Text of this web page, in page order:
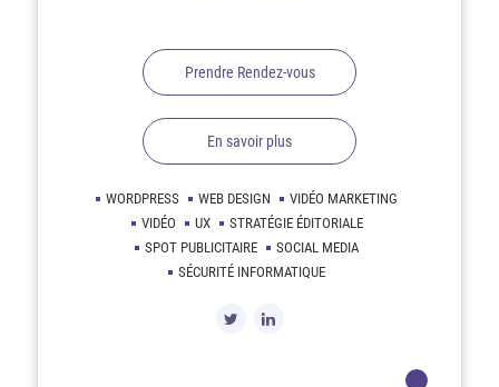
Prendre Rendez-vous
En savoir plus
WORDPRESS WEB DESIGN
VIDÉO MARKETING
VIDÉO
UX
STRATÉGIE ÉDITORIALE
SPOT PUBLICITAIRE
SOCIAL MEDIA
SÉCURITÉ INFORMATIQUE